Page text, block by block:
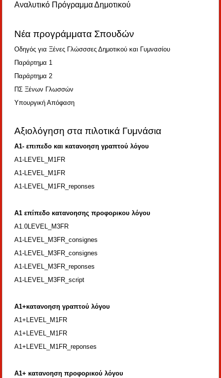
Αναλυτικό Πρόγραμμα Δημοτικού
Νέα προγράμματα Σπουδών
Οδηγός για Ξένες Γλώσσσες Δημοτικού και Γυμνασίου
Παράρτημα 1
Παράρτημα 2
ΠΣ Ξένων Γλωσσών
Υπουργική Απόφαση
Αξιολόγηση στα πιλοτικά Γυμνάσια
A1- επιπεδο και κατανοηση γραπτού λόγου
A1-LEVEL_M1FR
A1-LEVEL_M1FR
A1-LEVEL_M1FR_reponses
Α1 επίπεδο κατανοησης προφορικου λόγου
A1.0LEVEL_M3FR
A1-LEVEL_M3FR_consignes
A1-LEVEL_M3FR_consignes
A1-LEVEL_M3FR_reponses
A1-LEVEL_M3FR_script
Α1+κατανοηση γραπτού λόγου
A1+LEVEL_M1FR
A1+LEVEL_M1FR
A1+LEVEL_M1FR_reponses
Α1+ κατανοηση προφορικού λόγου